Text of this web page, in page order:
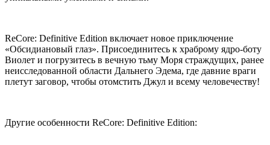
ReCore: Definitive Edition включает новое приключение
«Обсидиановый глаз». Присоединитесь к храброму ядро-боту
Виолет и погрузитесь в вечную тьму Моря страждущих, ранее
неисследованной области Дальнего Эдема, где давние враги
плетут заговор, чтобы отомстить Джул и всему человечеству!
Другие особенности ReCore: Definitive Edition: